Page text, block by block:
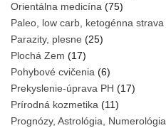
Orientálna medicína (75)
Paleo, low carb, ketogénna strava
Parazity, plesne (25)
Plochá Zem (17)
Pohybové cvičenia (6)
Prekyslenie-úprava PH (17)
Prírodná kozmetika (11)
Prognózy, Astrológia, Numerológia